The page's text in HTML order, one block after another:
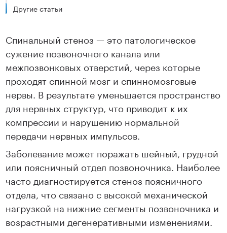
Другие статьи
Спинальный стеноз — это патологическое
сужение позвоночного канала или
межпозвонковых отверстий, через которые
проходят спинной мозг и спинномозговые
нервы. В результате уменьшается пространство
для нервных структур, что приводит к их
компрессии и нарушению нормальной
передачи нервных импульсов.
Заболевание может поражать шейный, грудной
или поясничный отдел позвоночника. Наиболее
часто диагностируется стеноз поясничного
отдела, что связано с высокой механической
нагрузкой на нижние сегменты позвоночника и
возрастными дегенеративными изменениями.